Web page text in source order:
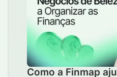
Como a Finmap